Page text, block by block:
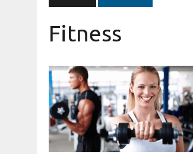
29/07/2026 | ΤΊ ΓΥΑΛΙΆ ΗΛΊΟΥ ΦΟΡΆΤΕ;
03/08/2026
Fitness